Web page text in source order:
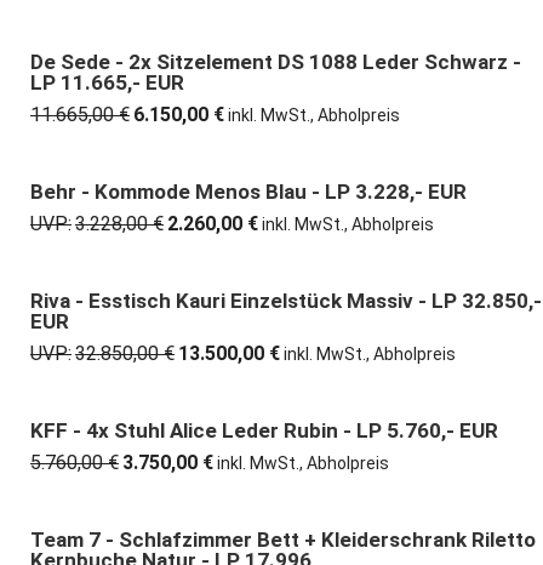
15.020,00 €9.190,00 €.
47% günstiger
De Sede - 2x Sitzelement DS 1088 Leder Schwarz -
LP 11.665,- EUR
11.665,00€ Ursprünglicher
11.665,00 €
6.150,00 €Aktueller
6.150,00 €.
inkl. MwSt., Abholpreis
30% günstiger
Behr - Kommode Menos Blau - LP 3.228,- EUR
UVP:3.228,00€ Ursprünglicher
3.228,00 €
2.260,00 €Aktueller
2.260,00 €.
inkl. MwSt., Abholpreis
59% günstiger
Riva - Esstisch Kauri Einzelstück Massiv - LP 32.850,-
EUR
UVP:32.850,00€ Ursprünglicher
32.850,00 €
13.500,00 €Aktueller
13.500,00 €.
inkl. MwSt., Abholpreis
35% günstiger
KFF - 4x Stuhl Alice Leder Rubin - LP 5.760,- EUR
5.760,00€ Ursprünglicher
5.760,00 €
3.750,00 €Aktueller
3.750,00 €.
inkl. MwSt., Abholpreis
23% günstiger
Team 7 - Schlafzimmer Bett + Kleiderschrank Riletto
Kernbuche Natur - LP 17.996